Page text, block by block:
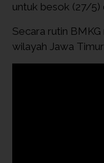
untuk besok (27/5)
Secara rutin
wilayah Jawa